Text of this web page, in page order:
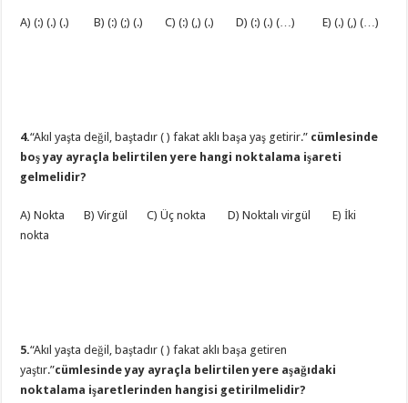
A) (:) (.) (.) B) (:) (;) (.) C) (:) (,) (.) D) (:) (.) (…) E) (.) (,) (…)
4.“Akıl yaşta değil, baştadır ( ) fakat aklı başa yaş getirir.” cümlesinde
boş yay ayraçla belirtilen yere hangi noktalama işareti
gelmelidir?
A) Nokta B) Virgül C) Üç nokta D) Noktalı virgül E) İki
nokta
5.“Akıl yaşta değil, baştadır ( ) fakat aklı başa getiren
yaştır.”cümlesinde yay ayraçla belirtilen yere aşağıdaki
noktalama işaretlerinden hangisi getirilmelidir?